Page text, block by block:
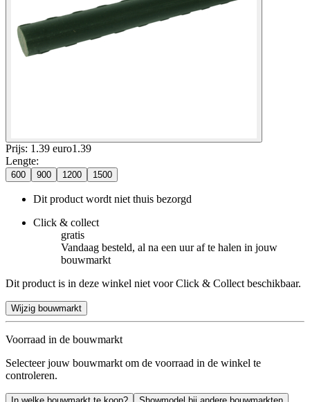
Prijs: 1.39 euro1 .39
Lengte:
600 900 1200 1500
Dit product wordt niet thuis bezorgd
Click & collect
gratis
Vandaag besteld, al na een uur af te halen in jouw
bouwmarkt
Dit product is in deze winkel niet voor Click & Collect beschikbaar.
Wijzig bouwmarkt
Voorraad in de bouwmarkt
Selecteer jouw bouwmarkt om de voorraad in de winkel te
controleren.